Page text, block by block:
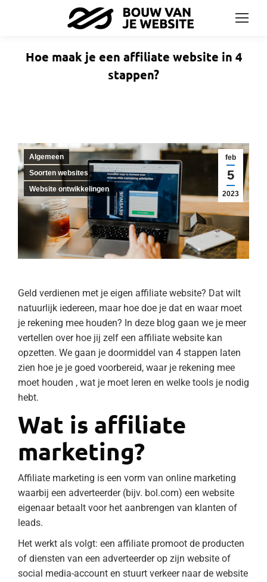
Hoe maak je een affiliate website in 4
stappen?
feb
5
2023
Algemeen
Soorten websites
Website ontwikkelingen
Geld verdienen met je eigen affiliate website? Dat wilt
natuurlijk iedereen, maar hoe doe je dat en waar moet
je rekening mee houden? In deze blog gaan we je meer
vertellen over hoe jij zelf een affiliate website kan
opzetten. We gaan je doormiddel van 4 stappen laten
zien hoe je je goed voorbereid, waar je rekening mee
moet houden , wat je moet leren en welke tools je nodig
hebt.
Wat is affiliate
marketing?
Affiliate marketing is een vorm van online marketing
waarbij een adverteerder (bijv. bol.com) een website
eigenaar betaalt voor het aanbrengen van klanten of
leads.
Het werkt als volgt: een affiliate promoot de producten
of diensten van een adverteerder op zijn website of
social media-account en stuurt verkeer naar de website